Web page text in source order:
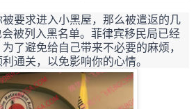
要求进入小黑屋，那么被遣返的几
被列入黑名单。菲律宾移民局已经
了避免给自己带来不必要的麻烦，
通关，以免影响你的心情。